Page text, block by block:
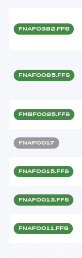
FNAF0382.FFS
FNAF0085.FFS
FMBF0025.FFS
FNAF0017
FNAF0015.FFS
FNAF0013.FFS
FNAF0011.FFS